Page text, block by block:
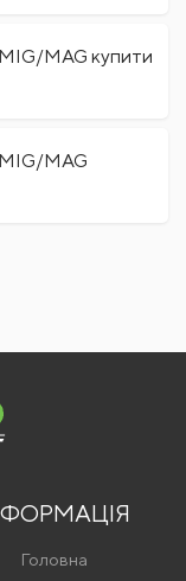
MIG/MAG купити
MIG/MAG
Головна